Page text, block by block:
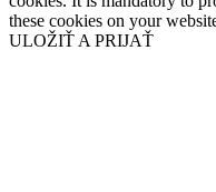
these cookies on your
ULOŽIŤ A PRIJAŤ